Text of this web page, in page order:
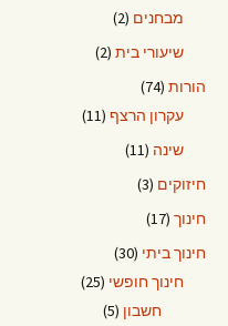
מבחנים (2)
שיעורי בית (2)
הורות (74)
עקרון הרצף (11)
שינה (11)
חיזוקים (3)
חינוך (17)
חינוך ביתי (30)
חינוך חופשי (25)
חשבון (5)